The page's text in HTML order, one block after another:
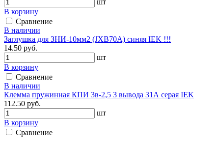
В корзину
Сравнение
В наличии
Заглушка для ЗНИ-10мм2 (JXB70A) синяя IEK !!!
14.50 руб.
шт
В корзину
Сравнение
В наличии
Клемма пружинная КПИ 3в-2,5 3 вывода 31А серая IEK
112.50 руб.
шт
В корзину
Сравнение